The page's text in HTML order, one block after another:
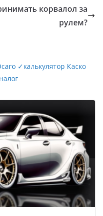
корвалол за
рулем?
✓калькулятор Каско